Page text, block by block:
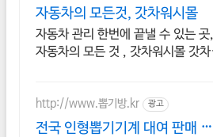
자동차의 모든것, 갓차워시몰
자동차 관리 한번에 끝낼 수 있는 곳,
자동차의 모든 것 , 갓차워시몰 갓차로
http://www.뽑기방.kr 광고
전국 인형뽑기기계 대여 판매 이